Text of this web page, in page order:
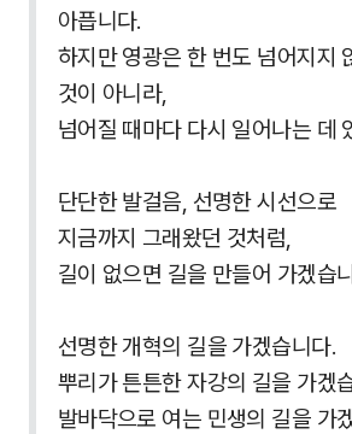
아픕니다.
하지만 영광은 한 번도 넘어지지
것이 아니라,
넘어질 때마다 다시 일어나는 데
단단한 발걸음, 선명한 시선으로
지금까지 그래왔던 것처럼,
길이 없으면 길을 만들어 가겠습
선명한 개혁의 길을 가겠습니다.
뿌리가 튼튼한 자강의 길을 가겠
발바닥으로 여는 민생의 길을 가